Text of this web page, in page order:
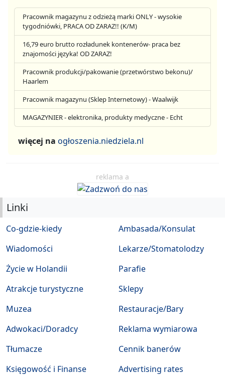
Pracownik magazynu z odzieżą marki ONLY - wysokie
tygodniówki, PRACA OD ZARAZ!! (K/M)
16,79 euro brutto rozładunek kontenerów- praca bez
znajomości języka! OD ZARAZ!
Pracownik produkcji/pakowanie (przetwórstwo bekonu)/
Haarlem
Pracownik magazynu (Sklep Internetowy) - Waalwijk
MAGAZYNIER - elektronika, produkty medyczne - Echt
więcej na ogłoszenia.niedziela.nl
reklama a
Linki
Co-gdzie-kiedy
Wiadomości
Życie w Holandii
Atrakcje turystyczne
Muzea
Ambasada/Konsulat
Lekarze/Stomatolodzy
Parafie
Sklepy
Restauracje/Bary
Adwokaci/Doradcy
Tłumacze
Księgowość i Finanse
Reklama wymiarowa
Cennik banerów
Advertising rates